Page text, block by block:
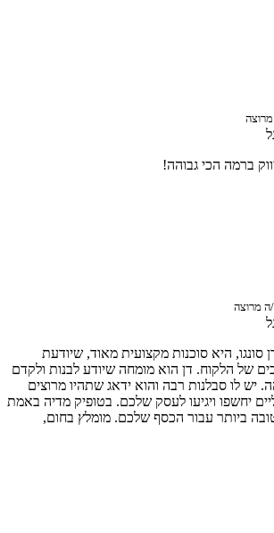
ברמה הכי גבוהה!
ה מרוצה
סונגו, היא סוכנות מקצועית מאוד, שיודעת
של הלקוח. דן הוא מומחה שיודע לבנות ולקדם
יש לו סבלנות רבה והוא ידאג שתהיו מרוצים
יחשפו ויגיעו לעסק שלכם. בטופיק מדיה באמת
ביותר עבור הכסף שלכם. מומלץ בחום,